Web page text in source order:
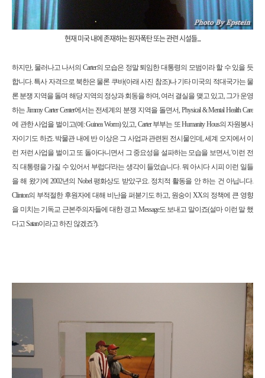
현재 미국 내에 존재하는 원자폭탄 또는 관련 시설들...
하지만, 물러나고 나서의 Carter의 모습은 정말 퇴임한 대통령의 모범이라 할 수 있을 듯
합니다. 특사 자격으로 북한은 물론 쿠바(아래 사진 참조)나 기타 미국의 적대국가는 물
론 분쟁 지역을 돌며 해당 지역의 정상과 회동을 하며, 여러 결실을 맺고 있고, 그가 운영
하는 Jimmy Carter Center에서는 전세계의 분쟁 지역을 돌면서, Physical & Mental Health Care
에 관한 사업을 벌이고(예: Guinea Worm) 있고, Carter 부부는 또 Humanity Hous의 자원봉사
자이기도 하죠. 박물관 내에 반 이상은 그 사업과 관련된 전시물인데, 세계 오지에서 이
런 저런 사업을 벌이고 또 돌아다니면서 그 중요성을 설파하는 모습을 보면서, '이런 전
직 대통령을 가질 수 있어서 부럽다'라는 생각이 들었습니다. 뭐 아시다 시피 이런 일들
을 해 왔기에 2002년의 Nobel 평화상도 받았구요. 정치적 활동을 안 하는 건 아닙니다.
Clinton의 부적절한 후원자에 대해 비난을 퍼붇기도 하고, 원숭이 XX의 정책에 큰 영향
을 미치는 기독교 근본주의자들에 대한 경고 Message도 보내고 말이죠(설마 이런 말 했
다고 Satan이라고 하진 않겠죠?).